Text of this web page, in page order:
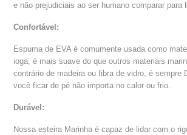
e não prejudiciais ao ser humano comparar para
Confortável:
Espuma de EVA é comumente usada como
ioga, é mais suave do que outros materiais
contrário de madeira ou fibra de vidro, é sempre
você ficar de pé não importa no calor ou frio.
Durável:
Nossa esteira Marinha é capaz de lidar com o